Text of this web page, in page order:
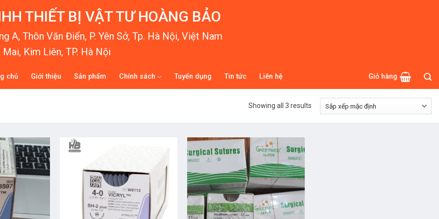
THIẾT BỊ VẬT TƯ HOÀNG BẢO
A, Thôn Văn Điển, P. Yên Sở, Tp. Hà Nội, Việt Nam
Kim Liên, TP. Hà Nội
chủ Giới thiệu Sản phẩm Chính sách Tuyển dụng Tin tức Liên hệ Giỏ hàng
Showing all 3 results